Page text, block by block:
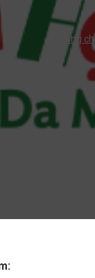
Trang chủ